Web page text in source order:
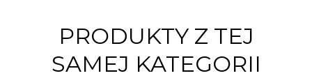
PRODUKTY Z TEJ
SAMEJ KATEGORII